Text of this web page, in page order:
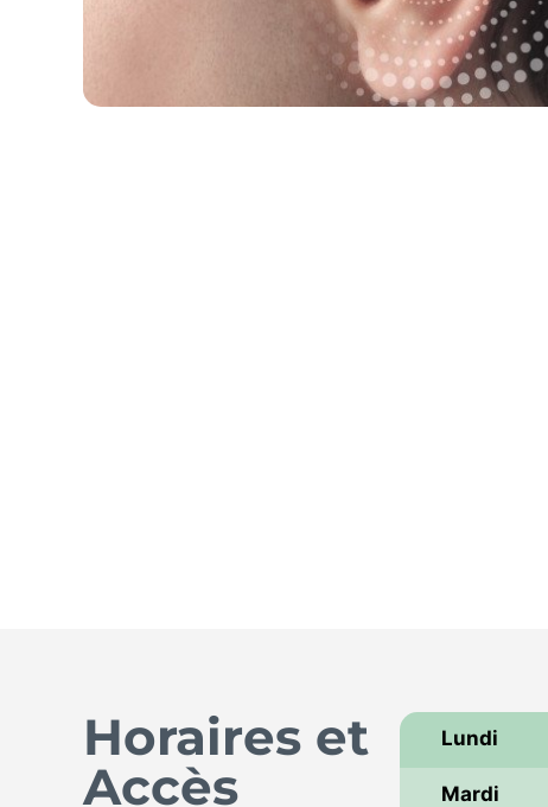
Horaires et
Accès
Lundi
Mardi